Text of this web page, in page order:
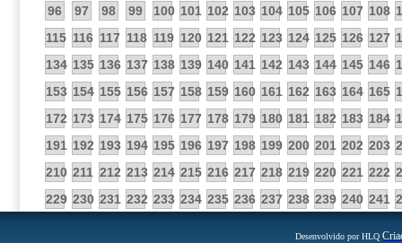
96
97 98 99 100 101 102 103 104 105 106 107 108
115 116 117 118 119 120 121 122 123 124 125 126 127
134 135 136 137 138 139 140 141 142 143 144 145 146
153 154 155 156 157 158 159 160 161 162 163 164 165
172 173 174 175 176 177 178 179 180 181 182 183 184
191 192 193 194 195 196 197 198 199 200 201 202 203
210 211 212 213 214 215 216 217 218 219 220 221 222
229 230 231 232 233 234 235 236 237 238 239 240 241
Desenvolvido por HLQ